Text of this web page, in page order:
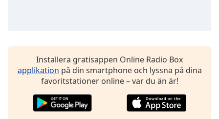
modal
Installera gratisappen Online Radio Box
applikation på din smartphone och lyssna på dina
favoritstationer online – var du än är!